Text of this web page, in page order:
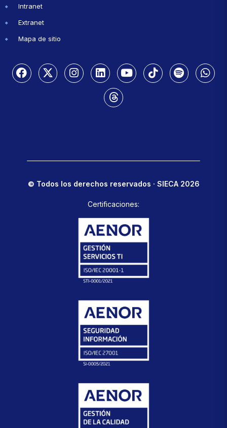
Intranet
Extranet
Mapa de sitio
© Todos los derechos reservados · SIECA 2026
Certificaciones: